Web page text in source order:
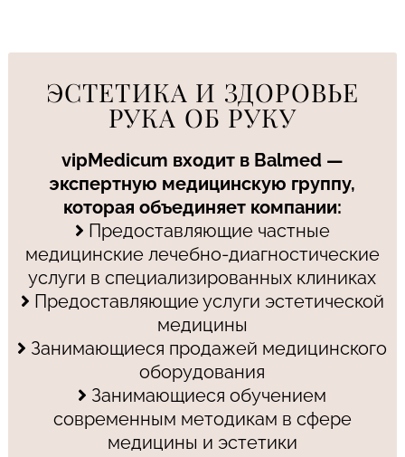
ЭСТЕТИКА И ЗДОРОВЬЕ
РУКА ОБ РУКУ
vipMedicum входит в Balmed —
экспертную медицинскую группу,
которая объединяет компании:
Предоставляющие частные
медицинские лечебно-диагностические
услуги в специализированных клиниках
Предоставляющие услуги эстетической
медицины
Занимающиеся продажей медицинского
оборудования
Занимающиеся обучением
современным методикам в сфере
медицины и эстетики